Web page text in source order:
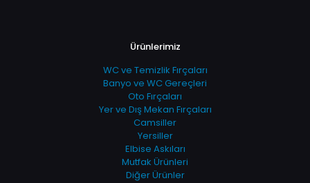
Ürünlerimiz
WC ve Temizlik Fırçaları
Banyo ve WC Gereçleri
Oto Fırçaları
Yer ve Dış Mekan Fırçaları
Camsiller
Yersiller
Elbise Askıları
Mutfak Ürünleri
Diğer Ürünler